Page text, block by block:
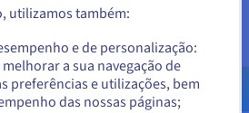
hosted-private-
- $
utilizamos também:
e de personalização:
a sua navegação de
preferências e utilizações, bem
das nossas páginas;